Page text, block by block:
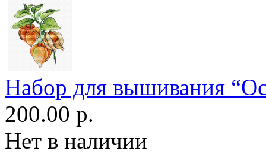
Набор для вышивания
200.00 р.
Нет в наличии